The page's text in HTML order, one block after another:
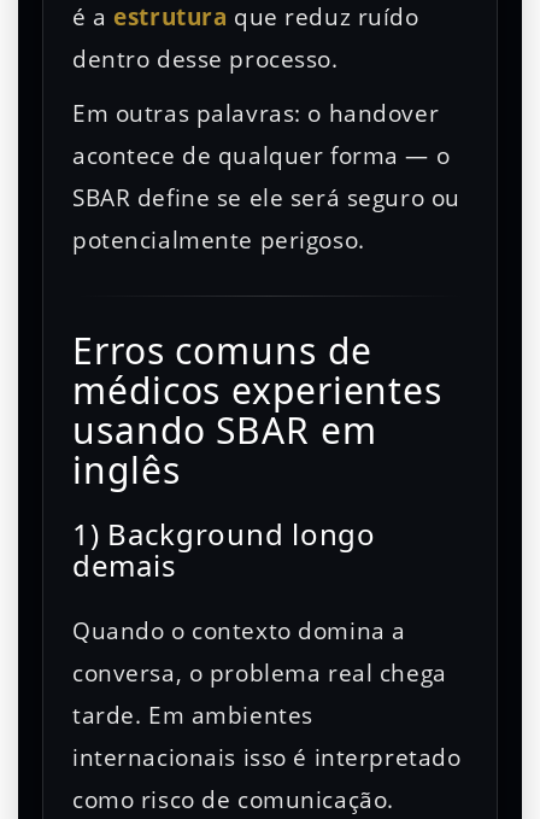
é a estrutura que reduz ruído
dentro desse processo.
Em outras palavras: o handover
acontece de qualquer forma — o
SBAR define se ele será seguro ou
potencialmente perigoso.
Erros comuns de
médicos experientes
usando SBAR em
inglês
1) Background longo
demais
Quando o contexto domina a
conversa, o problema real chega
tarde. Em ambientes
internacionais isso é interpretado
como risco de comunicação.